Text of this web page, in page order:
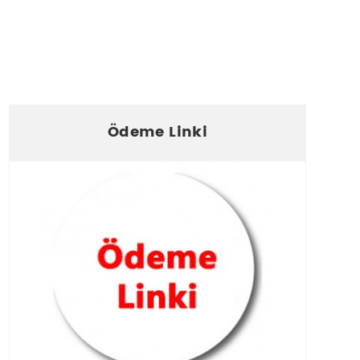
Ödeme Linki